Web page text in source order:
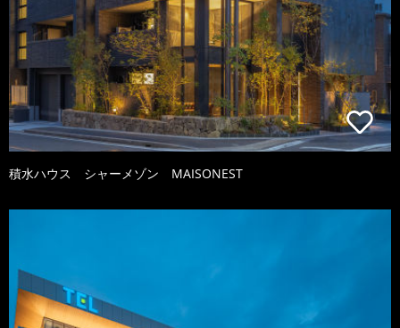
積水ハウス シャーメゾン MAISONEST